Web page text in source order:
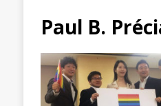
Paul B.